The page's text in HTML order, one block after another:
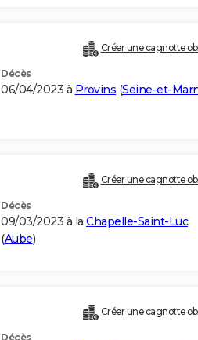
Créer une cagnotte
Décès
06/04/2023 à Provins (Seine-et-
Créer une cagnotte
Décès
09/03/2023 à la Chapelle-Saint-Luc
(Aube)
Créer une cagnotte
Décès